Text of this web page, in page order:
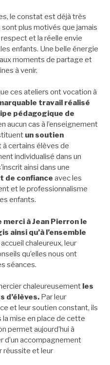
le constat est déjà très
plus motivés que jamais
et la réelle envie
enfants. Une belle énergie
moments de partage et
à venir.
ces ateliers ont vocation à
travail réalisé
pédagogique de
aucun cas à l’enseignement
un soutien
certains élèves de
individualisé dans un
ainsi dans une
de confiance avec les
et le professionnalisme
enfants.
merci à Jean Pierron le
ainsi qu’à l’ensemble
chaleureux, leur
qu’elles nous ont
séances.
chaleureusement les
d’élèves. Par leur
et leur soutien constant, ils
la mise en place de cette
permet aujourd’hui à
d’un accompagnement
réussite et leur